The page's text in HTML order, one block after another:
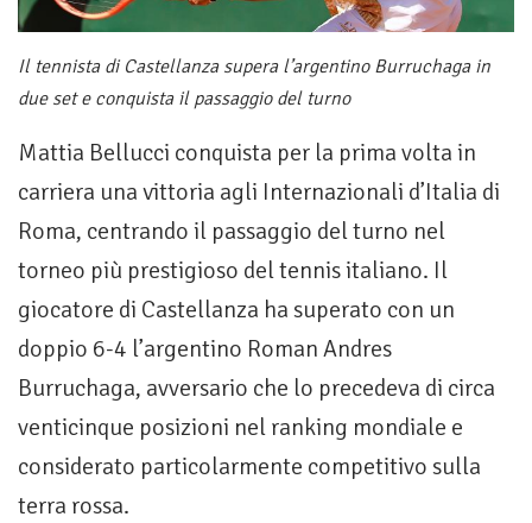
Il tennista di Castellanza supera l’argentino Burruchaga in
due set e conquista il passaggio del turno
Mattia Bellucci conquista per la prima volta in
carriera una vittoria agli Internazionali d’Italia di
Roma, centrando il passaggio del turno nel
torneo più prestigioso del tennis italiano. Il
giocatore di Castellanza ha superato con un
doppio 6-4 l’argentino Roman Andres
Burruchaga, avversario che lo precedeva di circa
venticinque posizioni nel ranking mondiale e
considerato particolarmente competitivo sulla
terra rossa.